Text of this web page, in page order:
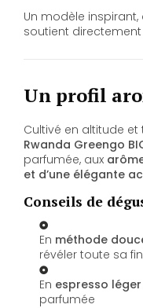
Un modèle
soutient
Un profil
Cultivé en altitude et
Rwanda Greengo
parfumée, aux
et d’une élégante
Conseils de
En méthode
révéler toute sa
En espresso léger
parfumée